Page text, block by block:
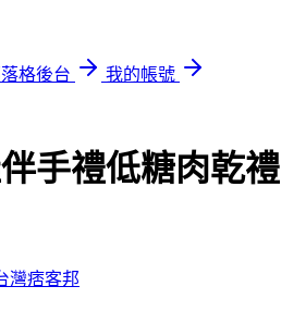
格後台
我的帳號
手禮低糖肉乾禮
灣痞客邦